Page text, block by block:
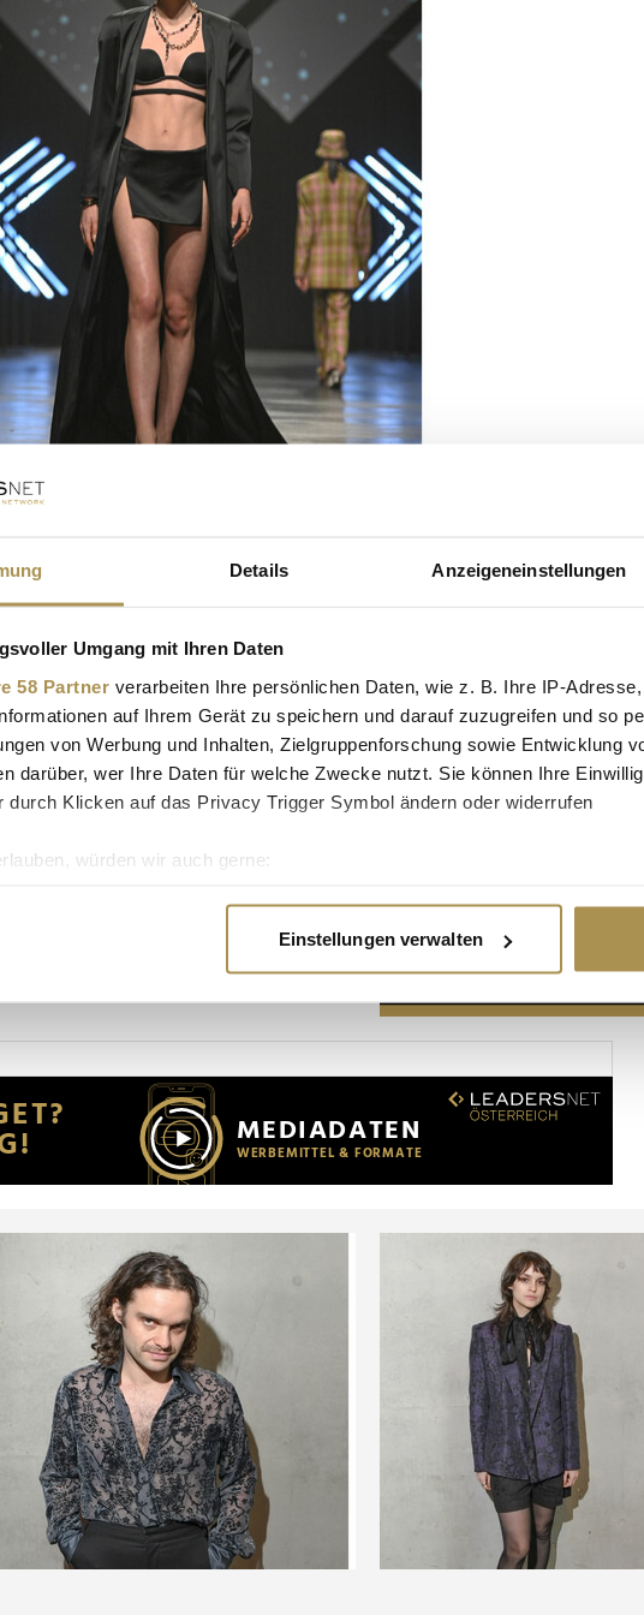
Details Anzeigeneinstellungen
Umgang mit Ihren Daten
58 Partner verarbeiten Ihre persönlichen Daten, wie z. B. Ihre IP-
auf Ihrem Gerät zu speichern und darauf zuzugreifen und so
von Werbung und Inhalten, Zielgruppenforschung sowie Entwicklung
darüber, wer Ihre Daten für welche Zwecke nutzt. Sie können Ihre
durch Klicken auf das Privacy Trigger Symbol ändern oder widerrufen
würden wir auch gerne:
darüber, wie Ihre persönlichen Daten verarbeitet werden, und legen Sie
Cookies, um Inhalte und Anzeigen zu personalisieren, Funktionen für
Partner für soziale Medien, Werbung und Analysen weiter. Unsere
mit weiteren Daten zusammen, die Sie ihnen bereitgestellt haben oder die
haben.
Einstellungen verwalten
Advertisement